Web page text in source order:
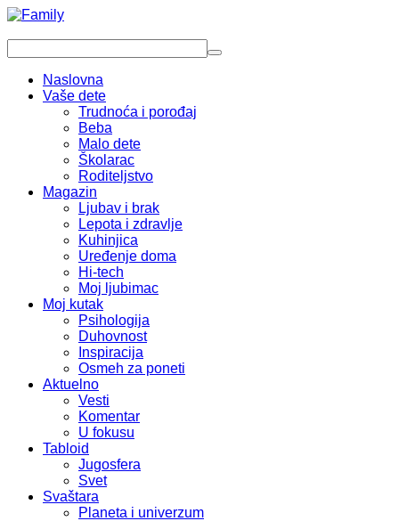
Naslovna
Vaše dete
Trudnoća i porođaj
Beba
Malo dete
Školarac
Roditeljstvo
Magazin
Ljubav i brak
Lepota i zdravlje
Kuhinjica
Uređenje doma
Hi-tech
Moj ljubimac
Moj kutak
Psihologija
Duhovnost
Inspiracija
Osmeh za poneti
Aktuelno
Vesti
Komentar
U fokusu
Tabloid
Jugosfera
Svet
Svaštara
Planeta i univerzum